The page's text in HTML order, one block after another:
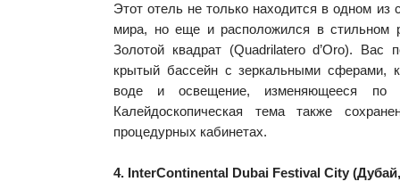
Этот отель не только находится в одном
мира, но еще и расположился в стильном
Золотой квадрат (Quadrilatero d’Oro). Вас
крытый бассейн с зеркальными сферами,
воде и освещение, изменяющееся по
Калейдоскопическая тема также
процедурных кабинетах.
4. InterContinental Dubai Festival City